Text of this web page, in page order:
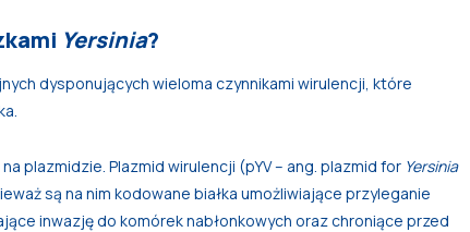
Yersinia?
dysponujących wieloma czynnikami wirulencji, które
plazmidzie. Plazmid wirulencji (pYV – ang. plazmid for Yersinia
są na nim kodowane białka umożliwiające przyleganie
inwazję do komórek nabłonkowych oraz chroniące przed